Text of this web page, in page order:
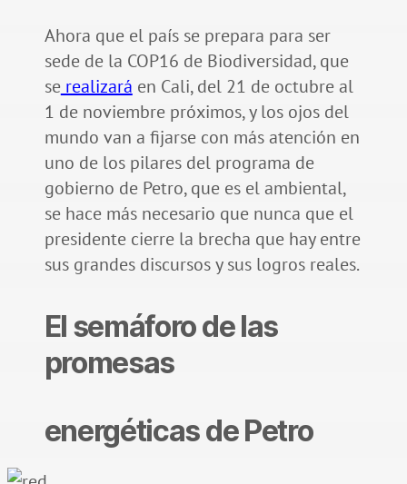
Ahora que el país se prepara para ser
sede de la COP16 de Biodiversidad, que
serealizará en Cali, del 21 de octubre al
1 de noviembre próximos, y los ojos del
mundo van a fijarse con más atención en
uno de los pilares del programa de
gobierno de Petro, que es el ambiental,
se hace más necesario que nunca que el
presidente cierre la brecha que hay entre
sus grandes discursos y sus logros reales.
El semáforo de las
promesas
energéticas de Petro